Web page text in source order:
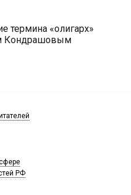
термина «олигарх»
Кондрашовым
РФ